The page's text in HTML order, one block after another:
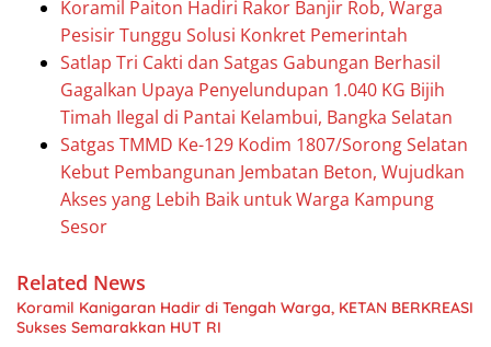
Koramil Paiton Hadiri Rakor Banjir Rob, Warga
Pesisir Tunggu Solusi Konkret Pemerintah
Satlap Tri Cakti dan Satgas Gabungan Berhasil
Gagalkan Upaya Penyelundupan 1.040 KG Bijih
Timah Ilegal di Pantai Kelambui, Bangka Selatan
Satgas TMMD Ke-129 Kodim 1807/Sorong Selatan
Kebut Pembangunan Jembatan Beton, Wujudkan
Akses yang Lebih Baik untuk Warga Kampung
Sesor
Related News
Koramil Kanigaran Hadir di Tengah Warga, KETAN BERKREASI
Sukses Semarakkan HUT RI